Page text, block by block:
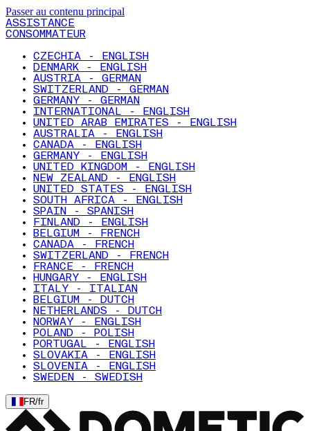
Passer au contenu principal
ASSISTANCE
CONSOMMATEUR
CZECHIA - ENGLISH
DENMARK - ENGLISH
AUSTRIA - GERMAN
SWITZERLAND - GERMAN
GERMANY - GERMAN
INTERNATIONAL - ENGLISH
UNITED ARAB EMIRATES - ENGLISH
AUSTRALIA - ENGLISH
CANADA - ENGLISH
GERMANY - ENGLISH
UNITED KINGDOM - ENGLISH
NEW ZEALAND - ENGLISH
UNITED STATES - ENGLISH
SOUTH AFRICA - ENGLISH
SPAIN - SPANISH
FINLAND - ENGLISH
BELGIUM - FRENCH
CANADA - FRENCH
SWITZERLAND - FRENCH
FRANCE - FRENCH
HUNGARY - ENGLISH
ITALY - ITALIAN
BELGIUM - DUTCH
NETHERLANDS - DUTCH
NORWAY - ENGLISH
POLAND - POLISH
PORTUGAL - ENGLISH
SLOVAKIA - ENGLISH
SLOVENIA - ENGLISH
SWEDEN - SWEDISH
FR/fr